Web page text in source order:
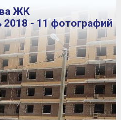
ЖК
- 11 фотографий